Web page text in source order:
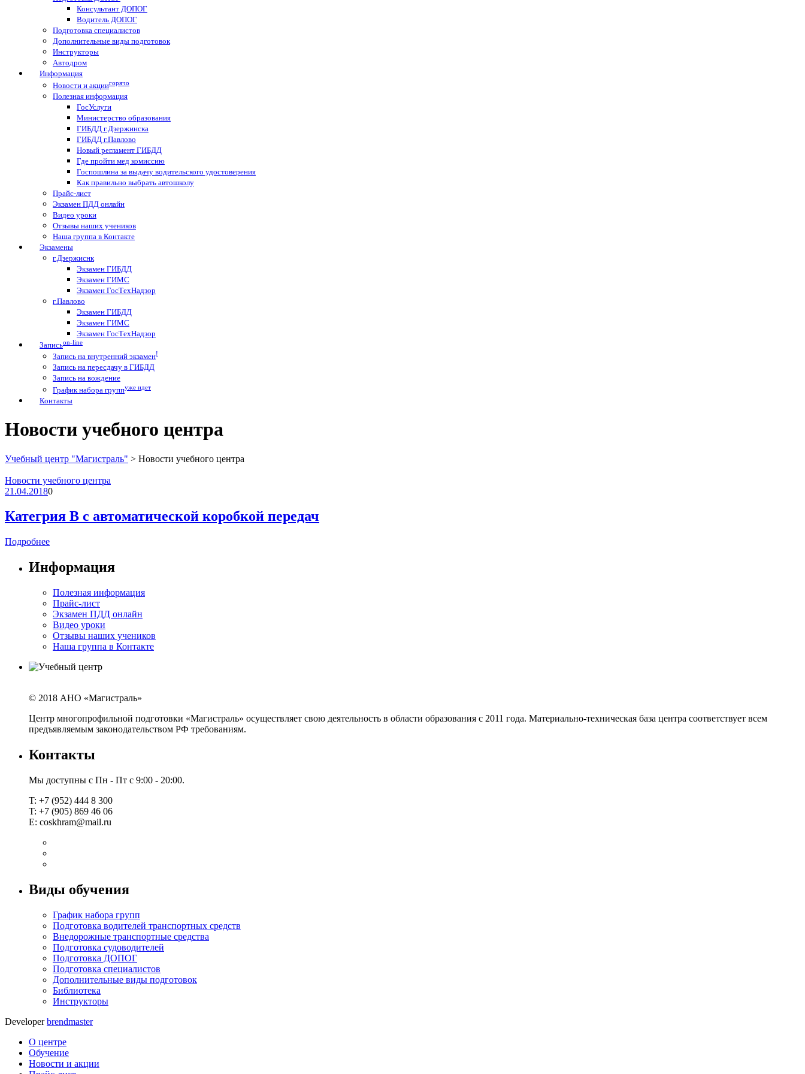
Консультант ДОПОГ
Водитель ДОПОГ
Подготовка специалистов
Дополнительные виды подготовок
Инструкторы
Автодром
Информация
Новости и акциигорячо
Полезная информация
ГосУслуги
Министерство образования
ГИБДД г.Дзержинска
ГИБДД г.Павлово
Новый регламент ГИБДД
Где пройти мед комиссию
Госпошлина за выдачу водительского удостоверения
Как правильно выбрать автошколу
Прайс-лист
Экзамен ПДД онлайн
Видео уроки
Отзывы наших учеников
Наша группа в Контакте
Экзамены
г.Дзержиснк
Экзамен ГИБДД
Экзамен ГИМС
Экзамен ГосТехНадзор
г.Павлово
Экзамен ГИБДД
Экзамен ГИМС
Экзамен ГосТехНадзор
Записьon-line
Запись на внутренний экзамен!
Запись на пересдачу в ГИБДД
Запись на вождение
График набора группуже идет
Контакты
Новости учебного центра
Учебный центр "Магистраль" > Новости учебного центра
Новости учебного центра
21.04.20180
Категрия B с автоматической коробкой передач
Подробнее
Информация
Полезная информация
Прайс-лист
Экзамен ПДД онлайн
Видео уроки
Отзывы наших учеников
Наша группа в Контакте
© 2018 АНО «Магистраль»
Центр многопрофильной подготовки «Магистраль» осуществляет свою деятельность в области образования с 2011 года. Материально-техническая база центра соответствует всем
предъявляемым законодательством РФ требованиям.
Контакты
Мы доступны с Пн - Пт с 9:00 - 20:00.
T: +7 (952) 444 8 300
T: +7 (905) 869 46 06
E: coskhram@mail.ru
Виды обучения
График набора групп
Подготовка водителей транспортных средств
Внедорожные транспортные средства
Подготовка судоводителей
Подготовка ДОПОГ
Подготовка специалистов
Дополнительные виды подготовок
Библиотека
Инструкторы
Developerbrendmaster
О центре
Обучение
Новости и акции